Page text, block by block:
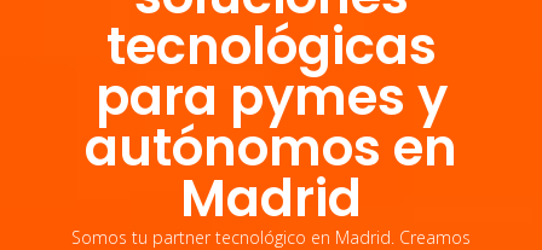
tecnológicas
para pymes y
autónomos en
Madrid
Somos tu partner tecnológico en Madrid. Creamos